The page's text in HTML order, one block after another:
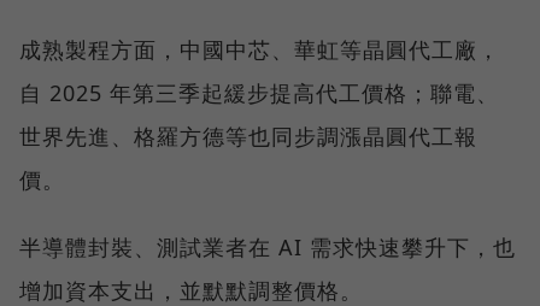
成熟製程方面，中國中芯、華虹等晶圓代工廠，
自 2025 年第三季起緩步提高代工價格；聯電、
世界先進、格羅方德等也同步調漲晶圓代工報
價。
半導體封裝、測試業者在 AI 需求快速攀升下，也
增加資本支出，並默默調整價格。